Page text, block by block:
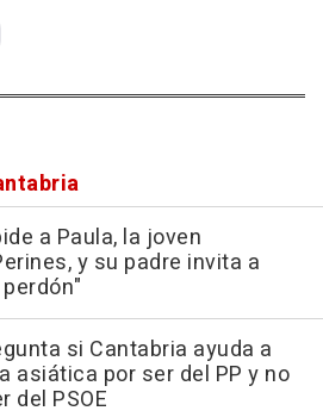
a Paula, la joven
y su padre invita a
si Cantabria ayuda a
asiática por ser del PP y no
del PSOE